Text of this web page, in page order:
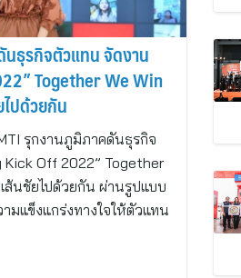
นธุรกิจตัวแทน จัดงาน
Together We Win
ไปด้วยกัน
รุกงานภูมิภาคดันธุรกิจ
Off 2022” Together
เส้นชัยไปด้วยกัน ผ่านรูปแบบ
มแข็งแกร่งทางใจให้ตัวแทน